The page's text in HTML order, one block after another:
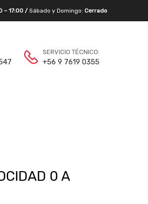
– 17:00 / Sábado y Domingo: Cerrado
SERVICIO TÉCNICO:
+56 9 7619 0355
0 A